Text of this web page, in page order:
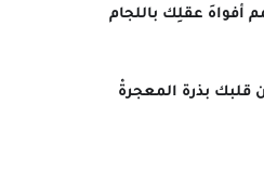
أفواهَ عقلِك باللجام
بذرة المعجرةْ